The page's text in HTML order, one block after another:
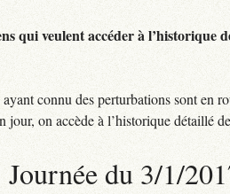
qui veulent accéder à l’historique
connu des perturbations sont en
on accède à l’historique détaillé
Journée du 3/1/